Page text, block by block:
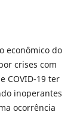
econômico do
crises com
COVID-19 ter
inoperantes
ocorrência